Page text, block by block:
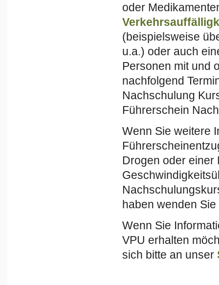
oder
(beispielsweise
u.a.) oder auch
Personen mit und
nachfolgend
Nachschulung
Führerschein
Wenn Sie weitere
Drogen oder einer
haben wenden
Wenn Sie
VPU erhalten
sich bitte an unser